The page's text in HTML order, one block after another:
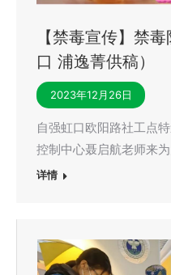
【禁毒宣传】禁
口 浦逸菁供稿）
2023年12月26日
自强虹口欧阳路社工点
控制中心聂启航老师来
详情